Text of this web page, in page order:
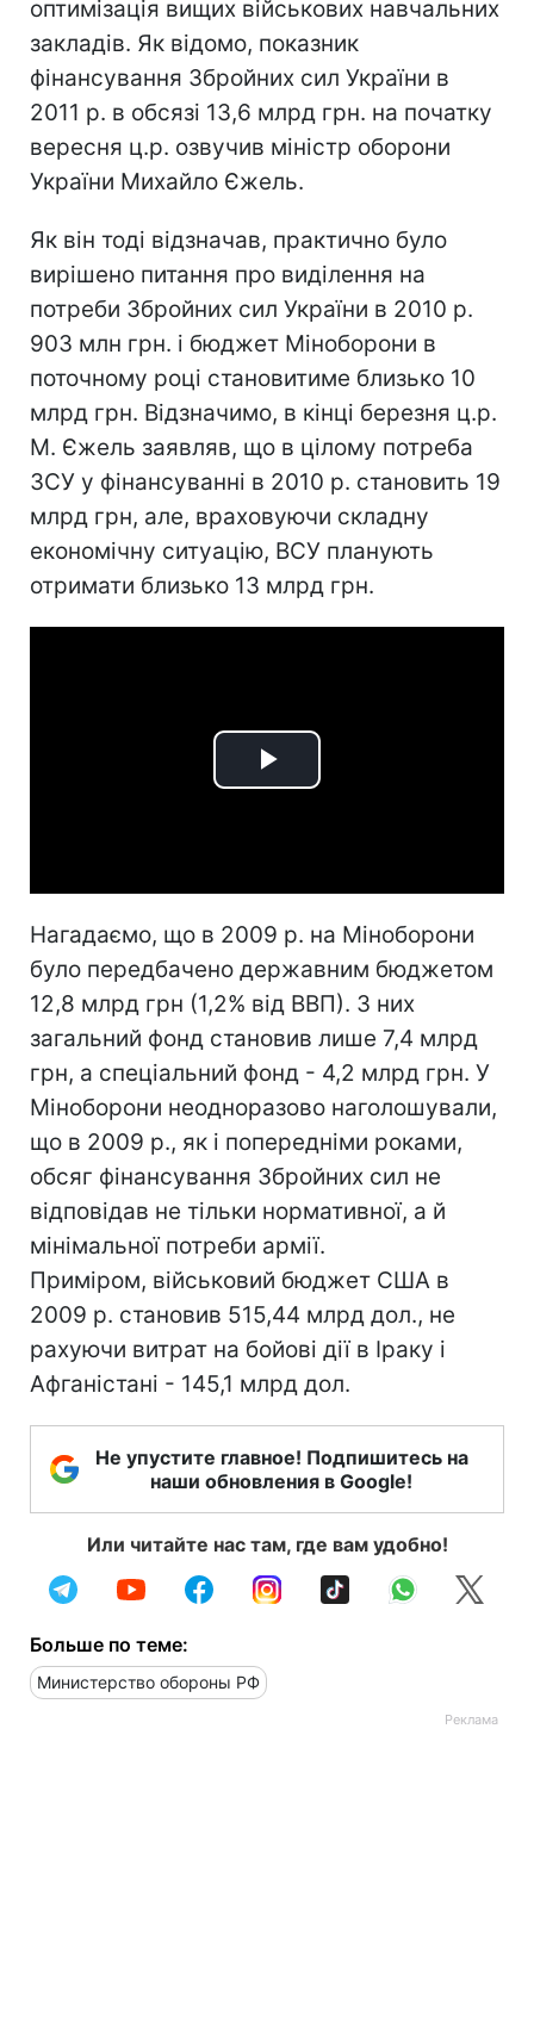
оптимізація вищих військових навчальних
закладів. Як відомо, показник
фінансування Збройних сил України в
2011 р. в обсязі 13,6 млрд грн. на початку
вересня ц.р. озвучив міністр оборони
України Михайло Єжель.
Як він тоді відзначав, практично було
вирішено питання про виділення на
потреби Збройних сил України в 2010 р.
903 млн грн. і бюджет Міноборони в
поточному році становитиме близько 10
млрд грн. Відзначимо, в кінці березня ц.р.
М. Єжель заявляв, що в цілому потреба
ЗСУ у фінансуванні в 2010 р. становить 19
млрд грн, але, враховуючи складну
економічну ситуацію, ВСУ планують
отримати близько 13 млрд грн.
Play
Нагадаємо, що в 2009 р. на Міноборони
було передбачено державним бюджетом
12,8 млрд грн (1,2% від ВВП). З них
загальний фонд становив лише 7,4 млрд
грн, а спеціальний фонд - 4,2 млрд грн. У
Міноборони неодноразово наголошували,
що в 2009 р., як і попередніми роками,
обсяг фінансування Збройних сил не
відповідав не тільки нормативної, а й
мінімальної потреби армії.
Приміром, військовий бюджет США в
2009 р. становив 515,44 млрд дол., не
рахуючи витрат на бойові дії в Іраку і
Афганістані - 145,1 млрд дол.
Не упустите главное! Подпишитесь на
наши обновления в Google!
Или читайте нас там, где вам удобно!
Больше по теме:
Министерство обороны РФ